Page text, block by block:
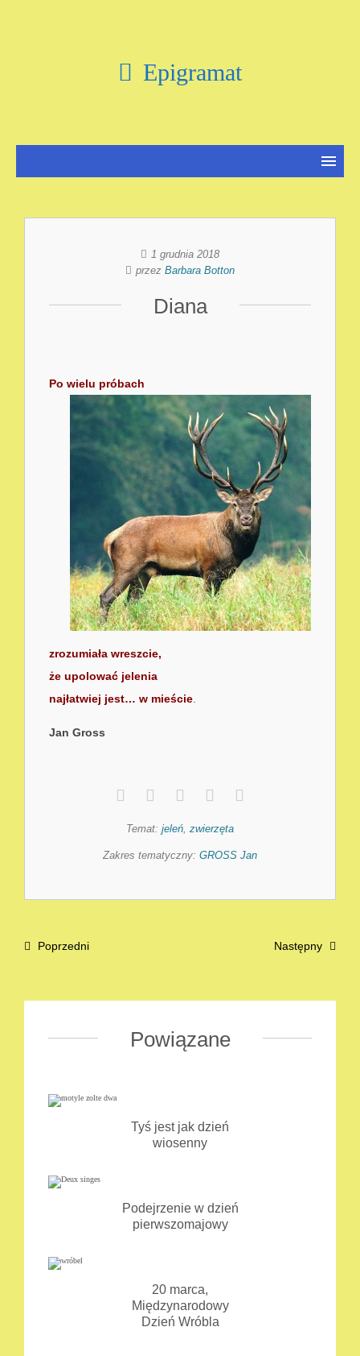
Epigramat
1 grudnia 2018
przez Barbara Botton
Diana
Po wielu próbach
zrozumiała wreszcie,
że upolować jelenia
najłatwiej jest… w mieście
Jan Gross
Temat: jeleń, zwierzęta
Zakres tematyczny: GROSS Jan
Następny
Poprzedni
Powiązane
Tyś jest jak dzień
wiosenny
Podejrzenie w dzień
pierwszomajowy
20 marca,
Międzynarodowy
Dzień Wróbla